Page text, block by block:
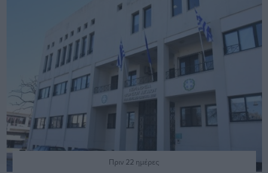
Πριν 22 ημέρες